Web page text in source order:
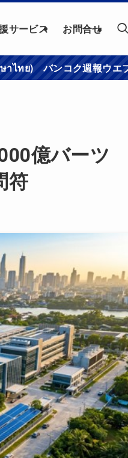
サービス お問合せ
ทย) バンコク週報ウエ
億バーツ
符